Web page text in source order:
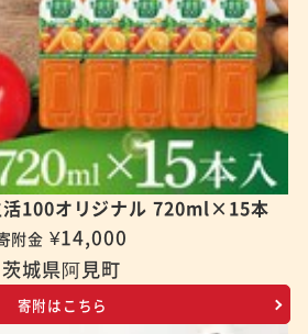
活100オリジナル 720ml×15本
附金 ¥14,000
茨城県阿見町
寄附はこちら